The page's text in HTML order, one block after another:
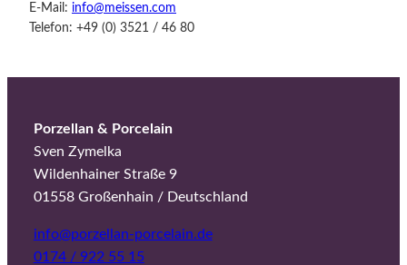
E-Mail: info@meissen.com
Telefon: +49 (0) 3521 / 46 80
Porzellan & Porcelain
Sven Zymelka
Wildenhainer Straße 9
01558 Großenhain / Deutschland
info@porzellan-porcelain.de
0174 / 922 55 15